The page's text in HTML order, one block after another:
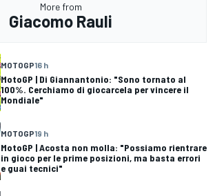
More from
Giacomo Rauli
MOTOGP16 h
MotoGP | Di Giannantonio: "Sono tornato al
100%. Cerchiamo di giocarcela per vincere il
Mondiale"
MOTOGP19 h
MotoGP | Acosta non molla: "Possiamo rientrare
in gioco per le prime posizioni, ma basta errori
e guai tecnici"